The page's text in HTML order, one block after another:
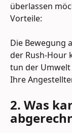
überlassen
Vorteile:
Die Bewegung
der Rush-Hour
tun der Umwelt
Ihre
2. Was